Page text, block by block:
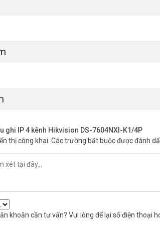
hotline hoặc truy cập vuhoangtelecom.vn để
tin tại
ghi IP 4 kênh Hikvision DS-7604NXI-K1/4P
thị công khai. Các trường bắt buộc được đánh
khoăn cần tư vấn? Vui lòng để lại số điện thoại